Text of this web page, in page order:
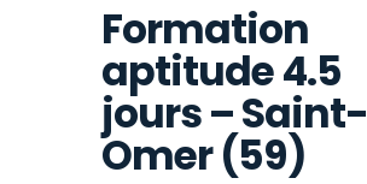
Formation
aptitude 4.5
jours – Saint-
Omer (59)